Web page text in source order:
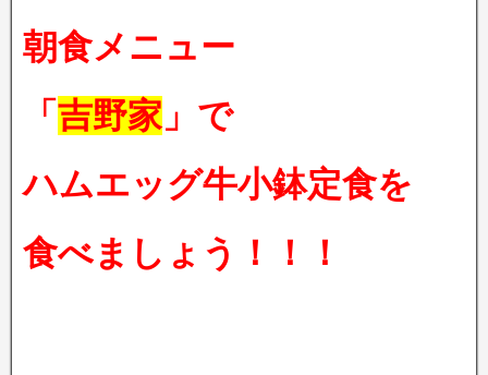
朝食メニュー
「 吉野家 」で
ハムエッグ牛小鉢定食を
食べましょう！！！